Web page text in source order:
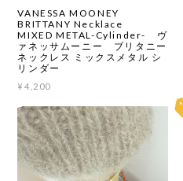
VANESSA MOONEY
BRITTANY Necklace
MIXED METAL-Cylinder- ヴ
ァネッサムーニー ブリタニー
ネックレス ミックスメタル シ
リンダー
¥4,200